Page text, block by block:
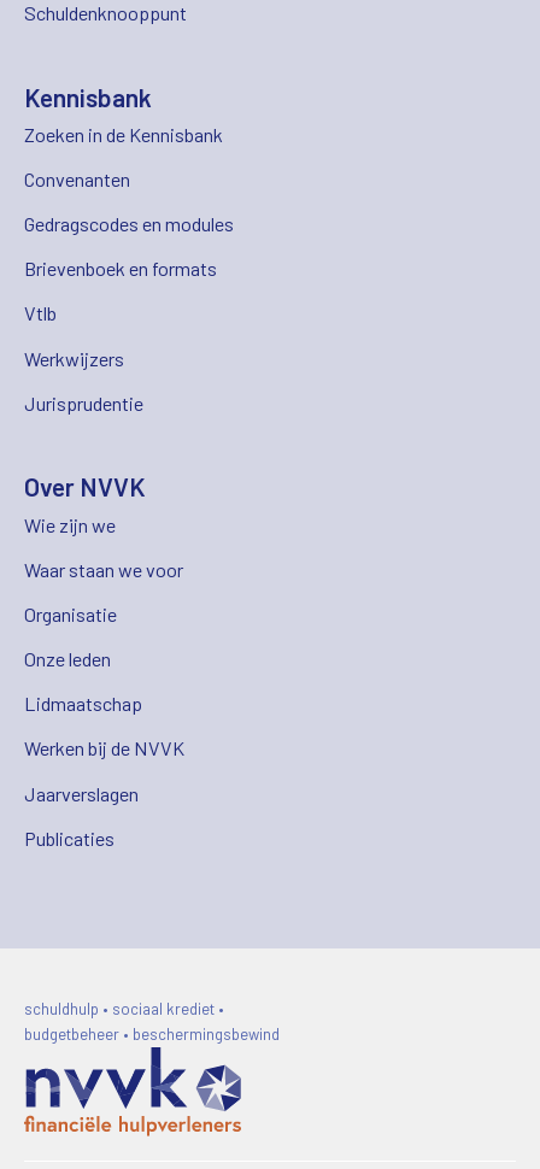
Schuldenknooppunt
Kennisbank
Zoeken in de Kennisbank
Convenanten
Gedragscodes en modules
Brievenboek en formats
Vtlb
Werkwijzers
Jurisprudentie
Over NVVK
Wie zijn we
Waar staan we voor
Organisatie
Onze leden
Lidmaatschap
Werken bij de NVVK
Jaarverslagen
Publicaties
schuldhulp • sociaal krediet •
budgetbeheer • beschermingsbewind